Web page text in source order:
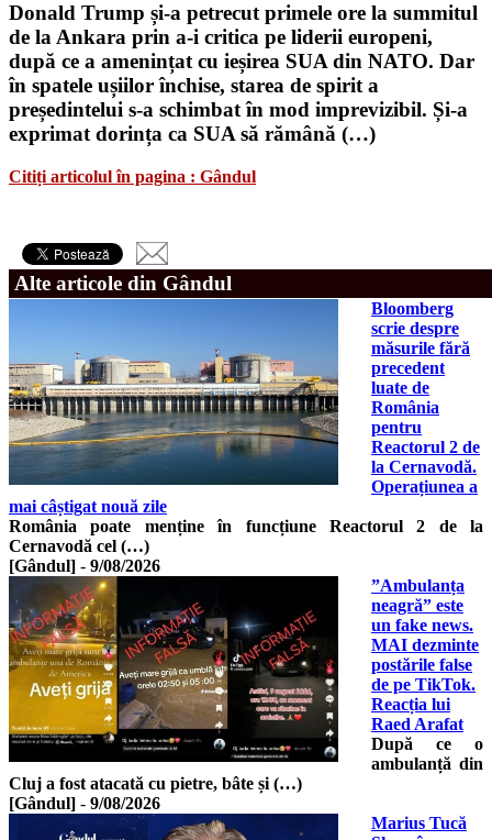
Donald Trump și-a petrecut primele ore la summitul
de la Ankara prin a-i critica pe liderii europeni,
după ce a amenințat cu ieșirea SUA din NATO. Dar
în spatele ușiilor închise, starea de spirit a
președintelui s-a schimbat în mod imprevizibil. Și-a
exprimat dorința ca SUA să rămână (…)
Citiți articolul în pagina : Gândul
Alte articole din Gândul
Bloomberg
scrie despre
măsurile fără
precedent
luate de
România
pentru
Reactorul 2 de
la Cernavodă.
Operațiunea a
mai câștigat nouă zile
România poate menține în funcțiune Reactorul 2 de la
Cernavodă cel (…)
[Gândul] - 9/08/2026
”Ambulanța
neagră” este
un fake news.
MAI dezminte
postările false
de pe TikTok.
Reacția lui
Raed Arafat
După ce o
ambulanță din
Cluj a fost atacată cu pietre, bâte și (…)
[Gândul] - 9/08/2026
Marius Tucă